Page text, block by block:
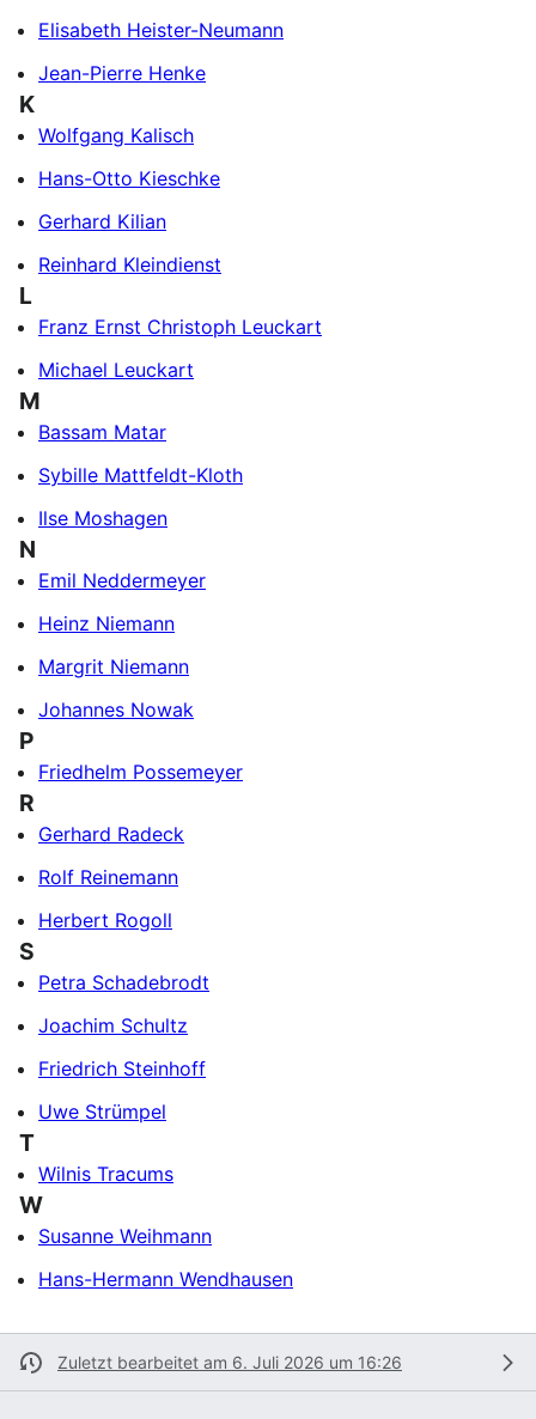
Elisabeth Heister-Neumann
Jean-Pierre Henke
K
Wolfgang Kalisch
Hans-Otto Kieschke
Gerhard Kilian
Reinhard Kleindienst
L
Franz Ernst Christoph Leuckart
Michael Leuckart
M
Bassam Matar
Sybille Mattfeldt-Kloth
Ilse Moshagen
N
Emil Neddermeyer
Heinz Niemann
Margrit Niemann
Johannes Nowak
P
Friedhelm Possemeyer
R
Gerhard Radeck
Rolf Reinemann
Herbert Rogoll
S
Petra Schadebrodt
Joachim Schultz
Friedrich Steinhoff
Uwe Strümpel
T
Wilnis Tracums
W
Susanne Weihmann
Hans-Hermann Wendhausen
Zuletzt bearbeitet am 6. Juli 2026 um 16:26